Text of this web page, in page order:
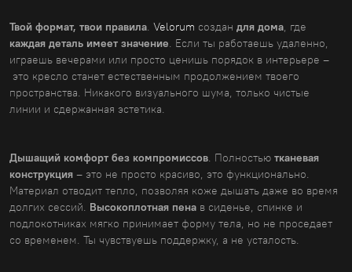
Твой формат, твои правила. Velorum создан для дома, где
каждая деталь имеет значение. Если ты работаешь удаленно,
играешь вечерами или просто ценишь порядок в интерьере –
это кресло станет естественным продолжением твоего
пространства. Никакого визуального шума, только чистые
линии и сдержанная эстетика.
Дышащий комфорт без компромиссов. Полностью тканевая
конструкция – это не просто красиво, это функционально.
Материал отводит тепло, позволяя коже дышать даже во время
долгих сессий. Высокоплотная пена в сиденье, спинке и
подлокотниках мягко принимает форму тела, но не проседает
со временем. Ты чувствуешь поддержку, а не усталость.